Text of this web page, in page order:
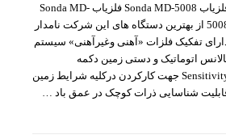
فلزیاب Sonda MD-5008 فلزیاب Sonda MD-
5008 از بهترین دستگاه های این شرکت نامدار
تفکیک فلزات «آهنی وغیرآهنی» سیستم
اتوماتیک و دستی زمین دکمه
Sensitivity جهت کارکردن درکلیه شرایط زمین
شناسایی ذرات کوچک در عمق باد …